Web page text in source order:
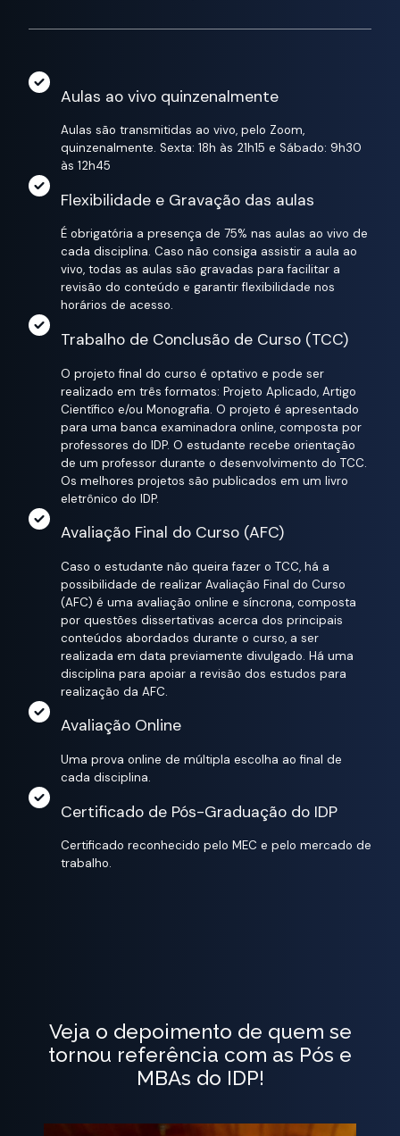
Aulas ao vivo quinzenalmente
Aulas são transmitidas ao vivo, pelo Zoom,
quinzenalmente. Sexta: 18h às 21h15 e Sábado: 9h30
às 12h45
Flexibilidade e Gravação das aulas
É obrigatória a presença de 75% nas aulas ao vivo de
cada disciplina. Caso não consiga assistir a aula ao
vivo, todas as aulas são gravadas para facilitar a
revisão do conteúdo e garantir flexibilidade nos
horários de acesso.
Trabalho de Conclusão de Curso (TCC)
O projeto final do curso é optativo e pode ser
realizado em três formatos: Projeto Aplicado, Artigo
Científico e/ou Monografia. O projeto é apresentado
para uma banca examinadora online, composta por
professores do IDP. O estudante recebe orientação
de um professor durante o desenvolvimento do TCC.
Os melhores projetos são publicados em um livro
eletrônico do IDP.
Avaliação Final do Curso (AFC)
Caso o estudante não queira fazer o TCC, há a
possibilidade de realizar Avaliação Final do Curso
(AFC) é uma avaliação online e síncrona, composta
por questões dissertativas acerca dos principais
conteúdos abordados durante o curso, a ser
realizada em data previamente divulgado. Há uma
disciplina para apoiar a revisão dos estudos para
realização da AFC.
Avaliação Online
Uma prova online de múltipla escolha ao final de
cada disciplina.
Certificado de Pós-Graduação do IDP
Certificado reconhecido pelo MEC e pelo mercado de
trabalho.
Veja o depoimento de quem se
tornou referência com as Pós e
MBAs do IDP!